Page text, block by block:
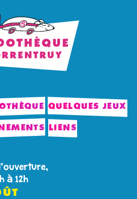
QUELQUES JEUX
LIENS
à 12h